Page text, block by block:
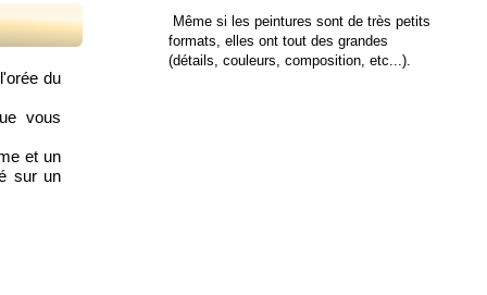
du
vous
et un
sur un
Même si les peintures sont de très petits
formats, elles ont tout des grandes
(détails, couleurs, composition, etc...).